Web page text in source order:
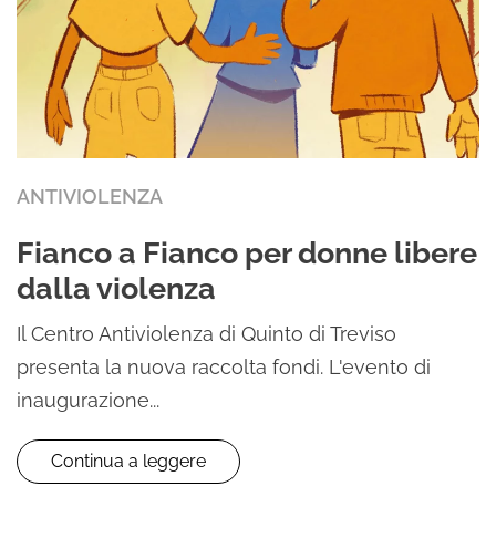
ANTIVIOLENZA
Fianco a Fianco per donne libere
dalla violenza
Il Centro Antiviolenza di Quinto di Treviso
presenta la nuova raccolta fondi. L'evento di
inaugurazione...
Continua a leggere